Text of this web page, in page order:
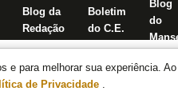
e para melhorar sua experiência.
de Privacidade .
Blog da
Redação
Boletim
do C.E.
Blog
do